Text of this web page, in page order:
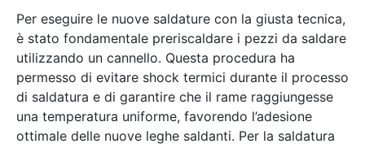
Per eseguire le nuove saldature con la giusta tecnica,
è stato fondamentale preriscaldare i pezzi da saldare
utilizzando un cannello. Questa procedura ha
permesso di evitare shock termici durante il processo
di saldatura e di garantire che il rame raggiungesse
una temperatura uniforme, favorendo l’adesione
ottimale delle nuove leghe saldanti. Per la saldatura